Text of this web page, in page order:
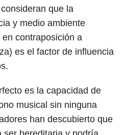
que la
y medio ambiente
en contraposición a
es el factor de influencia
es la capacidad de
musical sin ninguna
han descubierto que